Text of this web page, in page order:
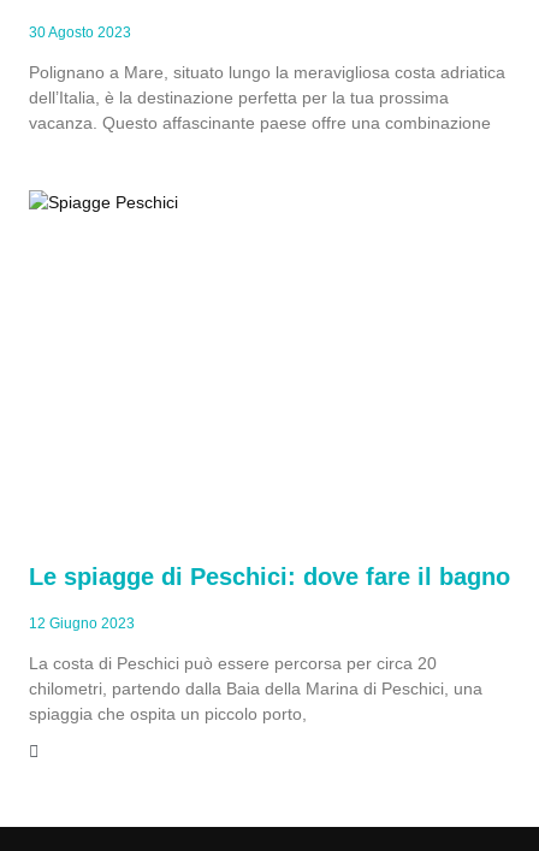
30 Agosto 2023
Polignano a Mare, situato lungo la meravigliosa costa adriatica
dell’Italia, è la destinazione perfetta per la tua prossima
vacanza. Questo affascinante paese offre una combinazione
Le spiagge di Peschici: dove fare il bagno
12 Giugno 2023
La costa di Peschici può essere percorsa per circa 20
chilometri, partendo dalla Baia della Marina di Peschici, una
spiaggia che ospita un piccolo porto,